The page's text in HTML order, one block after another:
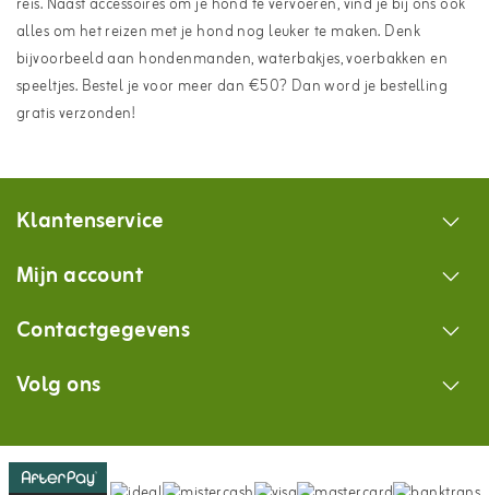
alles om het reizen met je hond nog leuker te maken. Denk
bijvoorbeeld aan hondenmanden,waterbakjes, voerbakken en
speeltjes. Bestel je voor meer dan €50? Dan word je bestelling
gratis verzonden!
Klantenservice
Mijn account
Contactgegevens
Volg ons